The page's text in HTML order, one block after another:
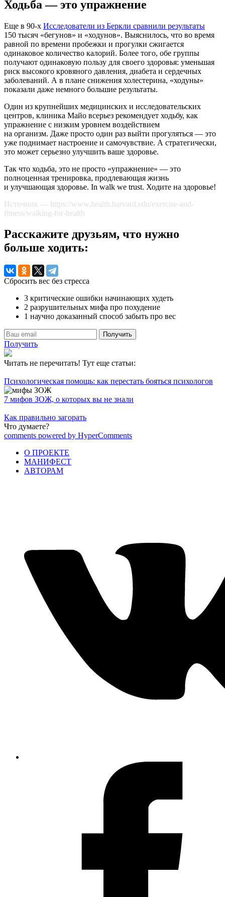
Ходьба — это упражнение
Еще в 90-х Исследователи из Беркли сравнили результаты
150 тысяч «бегунов» и «ходунов». Выяснилось, что во время
равной по времени пробежки и прогулки сжигается
одинаковое количество калорий. Более того, обе группы
получают одинаковую пользу для своего здоровья: уменьшая
риск высокого кровяного давления, диабета и сердечных
заболеваний. А в плане снижения холестерина, «ходуны»
показали даже немного большие результаты.
Один из крупнейших медицинских и исследовательских
центров, клиника Майо всерьез рекомендует ходьбу, как
упражнение с низким уровнем воздействием
на организм. Даже просто один раз выйти прогуляться — это
уже поднимает настроение и самочувствие. А стратегически,
это может серьезно улучшить ваше здоровье.
Так что ходьба, это не просто «упражнение» — это
полноценная тренировка, продлевающая жизнь
и улучшающая здоровье. In walk we trust. Ходите на здоровье!
Источник — https://www.health.harvard.edu/exercise-and-
fitness/walking-for-health
Расскажите друзьям, что нужно
больше ходить:
Сбросить вес без стресса
3 критические ошибки начинающих худеть
2 разрушительных мифа про похудение
1 научно доказанный способ забыть про вес
Получить
Получить
Читать не перечитать! Тут еще статьи:
Психологическая помощь: как перестать бояться психологов
7 мифов ЗОЖ, о которых вы не знали
Как правильно загорать
Что думаете?
comments powered by HyperComments
О ПРОЕКТЕ
МАНИФЕСТ
АВТОРАМ